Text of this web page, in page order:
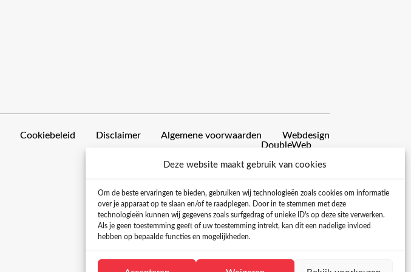
Deze website maakt gebruik van cookies
Om de beste ervaringen te bieden, gebruiken wij technologieën zoals cookies om informatie
over je apparaat op te slaan en/of te raadplegen. Door in te stemmen met deze
technologieën kunnen wij gegevens zoals surfgedrag of unieke ID's op deze site verwerken.
Als je geen toestemming geeft of uw toestemming intrekt, kan dit een nadelige invloed
hebben op bepaalde functies en mogelijkheden.
Cookiebeleid Disclaimer Algemene voorwaarden
Webdesign
DoubleWeb